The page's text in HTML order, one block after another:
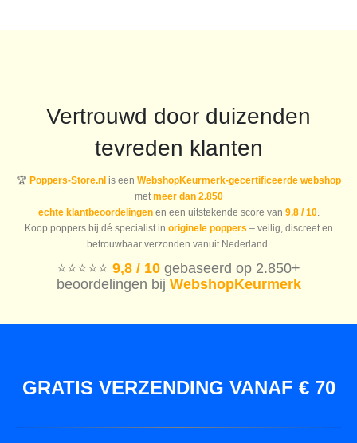
Vertrouwd door duizenden
tevreden klanten
🏆 Poppers-Store.nlis een WebshopKeurmerk-gecertificeerde webshop
met meer dan 2.850
echte klantbeoordelingenen een uitstekende score van 9,8 / 10.
Koop poppers bij dé specialist in originele poppers – veilig, discreet en
betrouwbaar verzonden vanuit Nederland.
⭐️⭐️⭐️⭐️⭐️ 9,8 / 10 gebaseerd op 2.850+
beoordelingen bij WebshopKeurmerk
GRATIS VERZENDING VANAF € 70